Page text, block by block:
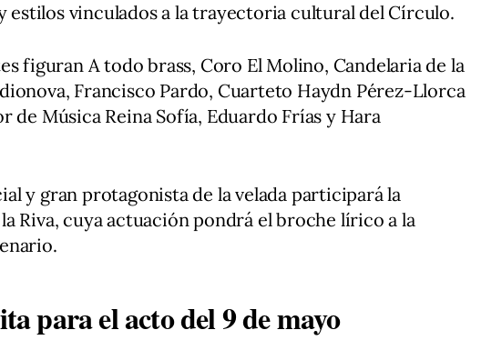
estilos vinculados a la trayectoria cultural del Círculo.
figuran A todo brass, Coro El Molino, Candelaria de la
Francisco Pardo, Cuarteto Haydn Pérez-Llorca
de Música Reina Sofía, Eduardo Frías y Hara
y gran protagonista de la velada participará la
Riva, cuya actuación pondrá el broche lírico a la
para el acto del 9 de mayo